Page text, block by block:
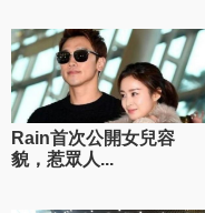
Rain首次公開女兒容
貌，惹眾人...